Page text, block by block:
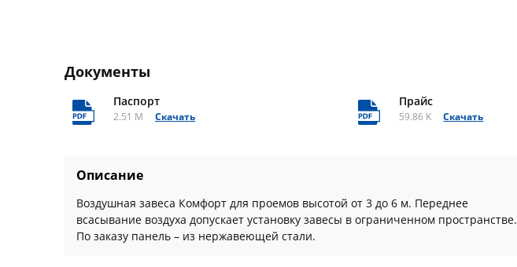
Документы
Паспорт
2.51 M Скачать
Прайс
59.86 K Скачать
Описание
Воздушная завеса Комфорт для проемов высотой от 3 до 6 м. Переднее
всасывание воздуха допускает установку завесы в ограниченном пространстве.
По заказу панель – из нержавеющей стали.